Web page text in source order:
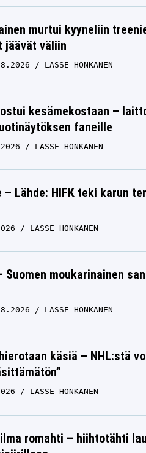
murtui kyyneliin
jäävät väliin
LASSE HONKANEN
kesämekostaan –
faneille
LASSE HONKANEN
Lähde: HIFK teki karun
LASSE HONKANEN
Suomen moukarinainen
LASSE HONKANEN
käsiä – NHL:stä
LASSE HONKANEN
romahti – hiihtotähti